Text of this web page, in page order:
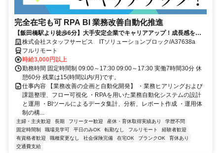
完全在宅も可 RPA BI 業務改善自動化推進
【飯田橋駅より徒歩6分】大手安定企業でキャリアアップ！成長感を感
じられる環境です♪
株式会社スタッフサービス ITソリューションブロック/A37638a
フルリモート
時給3,000円以上
勤務時間 固定時間制 09:00～17:30 09:00～17:30 実働7時間30分 休
憩60分 残業は15(時間以内/月)です。
仕事内容 【業務改善の企画と自動化開発】 ・業務ヒアリングおよび
課題整理、フロー可視化 ・RPAを用いた業務自動化システムの設計
と運用 ・BIツールによるデータ集計、分析、レポート作成 ・運用体
制の構...
主婦・主夫歓迎 長期 フリーター歓迎 産休・育休取得実績あり
学歴不問
固定時間制
職場見学可 平日のみOK 転勤なし フルリモート
経験者歓迎
有資格者歓迎
職種変更なし 社会保険完備 在宅OK ブランクOK
育休あり
交通費支給